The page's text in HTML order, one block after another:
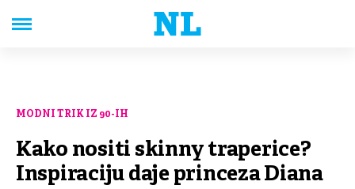
MODNI TRIK IZ 90-IH
Kako nositi skinny traperice?
Inspiraciju daje princeza Diana